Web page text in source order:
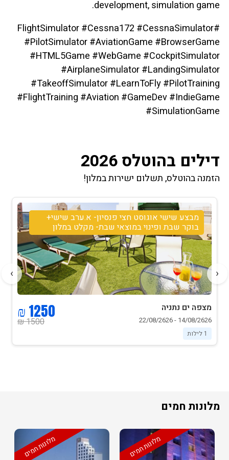
development, simulation game.
#FlightSimulator #Cessna172 #CessnaSimulator
#PilotSimulator #AviationGame #BrowserGame
#HTML5Game #WebGame #CockpitSimulator
#AirplaneSimulator #LandingSimulator
#TakeoffSimulator #LearnToFly #PilotTraining
#FlightTraining #Aviation #GameDev #IndieGame
#SimulationGame
דילים בהוטלס 2026
הזמנה בהוטלס, תשלום ישירות במלון!
מבצע שישי אוגוסט חצי פנסיון- א.ערב שישי+
בוקר שבת ופינוי במוצאי שבת- מקלט במלון
מצפה ים נתניה
14/08/2626 - 22/08/2626
1 לילות
1500 ₪
1250 ₪
‹
›
מלונות חמים
מלונות חמים מלונות חמים